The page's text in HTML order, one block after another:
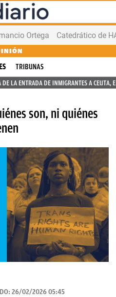
Ortega
TRIBUNAS
LA ENTRADA DE INMIGRANTES A CEUTA,
son, ni quiénes
26/02/2026 05:45